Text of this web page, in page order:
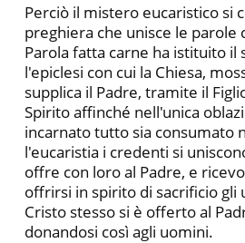
Perciò il mistero eucaristico si
preghiera che unisce le parole
Parola fatta carne ha istituito il
l'epiclesi con cui la Chiesa,
supplica il Padre, tramite il
Spirito affinché nell'unica
incarnato tutto sia consumato
l'eucaristia i credenti si
offre con loro al Padre, e
offrirsi in spirito di sacri­ficio gli
Cristo stesso si è offerto al
donandosi così agli uomini.